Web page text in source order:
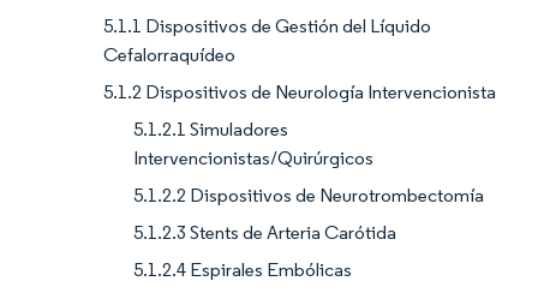
5.1.1 Dispositivos de Gestión del Líquido
Cefalorraquídeo
5.1.2 Dispositivos de Neurología Intervencionista
5.1.2.1 Simuladores
Intervencionistas/Quirúrgicos
5.1.2.2 Dispositivos de Neurotrombectomía
5.1.2.3 Stents de Arteria Carótida
5.1.2.4 Espirales Embólicas